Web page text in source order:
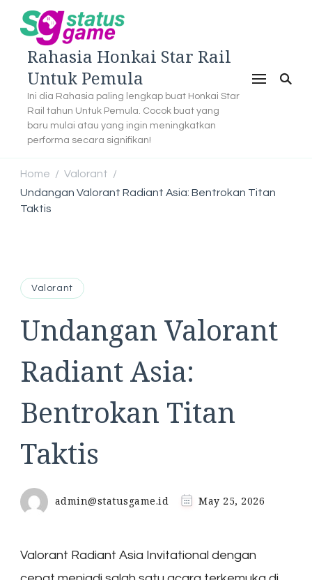
Rahasia Honkai Star Rail
Untuk Pemula
Ini dia Rahasia paling lengkap buat Honkai Star
Rail tahun Untuk Pemula. Cocok buat yang
baru mulai atau yang ingin meningkatkan
performa secara signifikan!
Home / Valorant /
Undangan Valorant Radiant Asia: Bentrokan Titan
Taktis
Valorant
Undangan Valorant
Radiant Asia:
Bentrokan Titan
Taktis
admin@statusgame.id May 25, 2026
Valorant Radiant Asia Invitational dengan